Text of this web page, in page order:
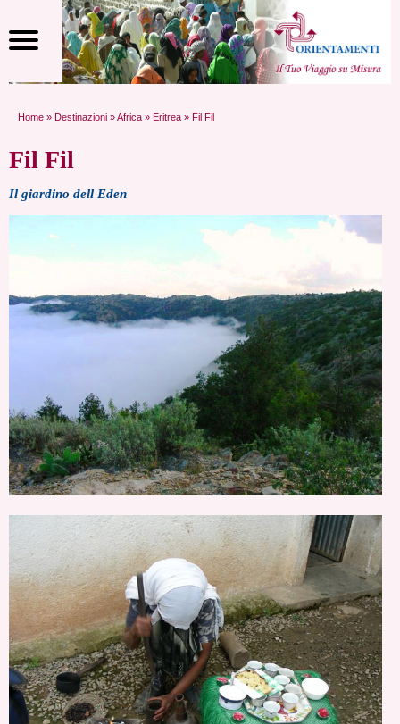
Home » Destinazioni »Africa » Eritrea » Fil Fil
Fil Fil
Il giardino dell Eden